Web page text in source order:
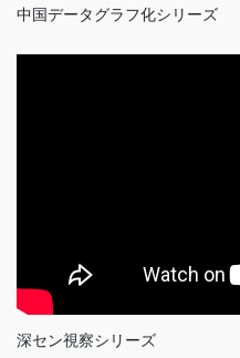
中国データグラフ化シリーズ
深セン視察シリーズ